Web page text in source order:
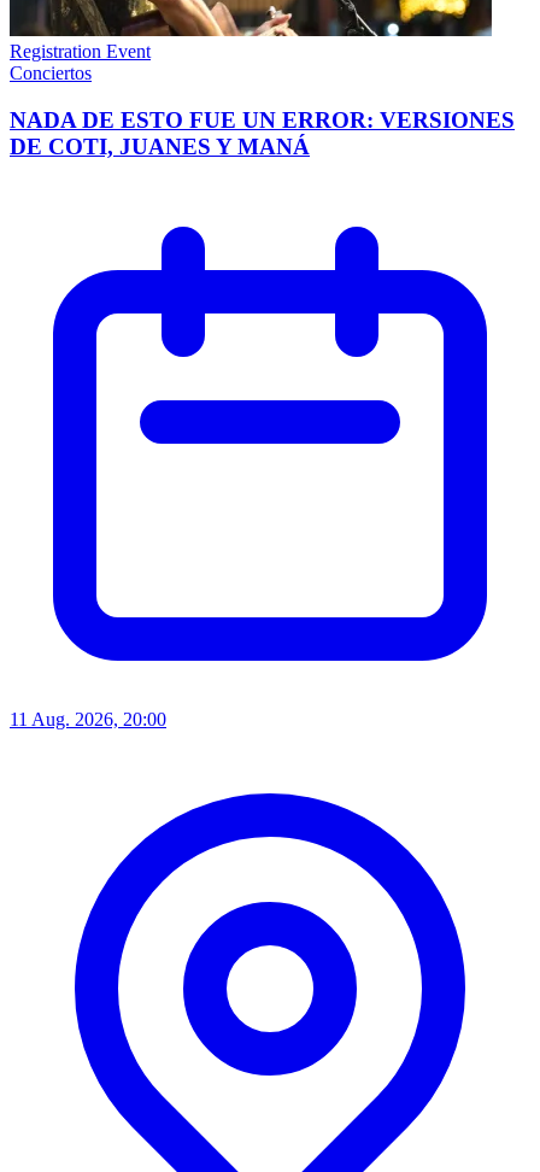
Registration Event
Conciertos
NADA DE ESTO FUE UN ERROR: VERSIONES
DE COTI, JUANES Y MANÁ
11 Aug. 2026, 20:00